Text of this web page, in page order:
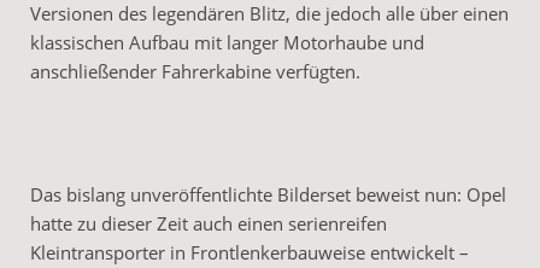
Versionen des legendären Blitz, die jedoch alle über einen
klassischen Aufbau mit langer Motorhaube und
anschließender Fahrerkabine verfügten.
Das bislang unveröffentlichte Bilderset beweist nun: Opel
hatte zu dieser Zeit auch einen serienreifen
Kleintransporter in Frontlenkerbauweise entwickelt –